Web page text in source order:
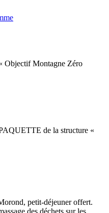
Objectif Montagne Zéro
de la structure «
petit-déjeuner offert.